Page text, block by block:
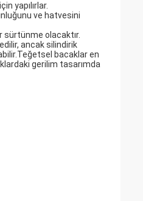
yapılırlar.
ve hatvesini
sürtünme olacaktır.
ancak silindirik
bacaklar en
gerilim tasarımda